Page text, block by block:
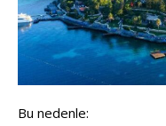
Bu nedenle: